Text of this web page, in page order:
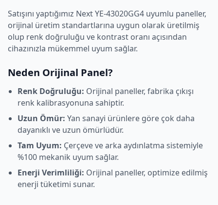
Satışını yaptığımız NextYE-43020GG4 uyumlu paneller,
orijinal üretim standartlarına uygun olarak üretilmiş
olup renk doğruluğu ve kontrast oranı açısından
cihazınızla mükemmel uyum sağlar.
Neden Orijinal Panel?
Renk Doğruluğu: Orijinal paneller, fabrika çıkışı
renk kalibrasyonuna sahiptir.
Uzun Ömür: Yan sanayi ürünlere göre çok daha
dayanıklı ve uzun ömürlüdür.
Tam Uyum: Çerçeve ve arka aydınlatma sistemiyle
%100 mekanik uyum sağlar.
Enerji Verimliliği: Orijinal paneller, optimize edilmiş
enerji tüketimi sunar.